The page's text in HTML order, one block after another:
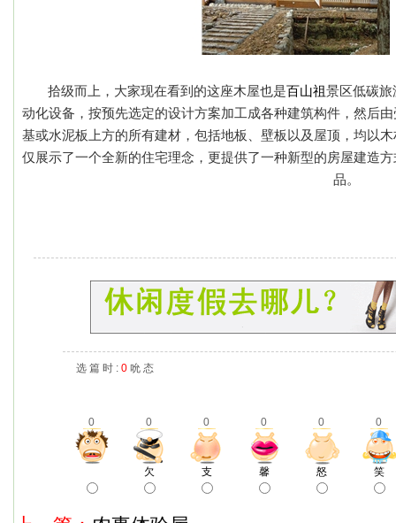
拾级而上，大家现在看到的这座木屋也是百山祖景区低碳
动化设备，按预先选定的设计方案加工成各种建筑构件，然后
基或水泥板上方的所有建材，包括地板、壁板以及屋顶，均以
仅展示了一个全新的住宅理念，更提供了一种新型的房屋建造
品。
选 篇 时 : 0 吮 态
0 0 0 0 0 0
欠 支 馨 怒 笑